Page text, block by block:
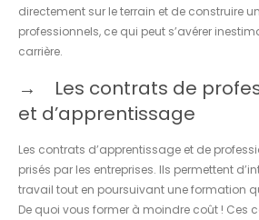
directement sur le terrain et de construire
professionnels, ce qui peut s’avérer
carrière.
Les contrats de
et d’apprentissage
Les contrats d’apprentissage et de
prisés par les entreprises. Ils permettent
travail tout en poursuivant une formation
De quoi vous former à moindre coût ! Ces